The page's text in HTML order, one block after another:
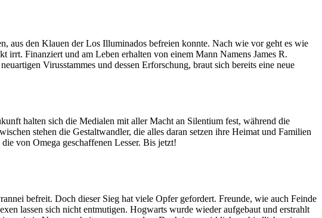
Leuchtfeuer das es vermag Türen aufzustoßen und waschechte Helden aus
umzukehren?
aus den Klauen der Los Illuminados befreien konnte. Nach wie vor geht es wie
irrt. Finanziert und am Leben erhalten von einem Mann Namens James R.
Virusstammes und dessen Erforschung, braut sich bereits eine neue
ab und der Agent verschwindet spurlos, während sich die – erst vor sechs
der Beginn etwas sehr viel schlimmerem.
halten sich die Medialen mit aller Macht an Silentium fest, während die
stehen die Gestaltwandler, die alles daran setzen ihre Heimat und Familien
von Omega geschaffenen Lesser. Bis jetzt!
befreit. Doch dieser Sieg hat viele Opfer gefordert. Freunde, wie auch Feinde
lassen sich nicht entmutigen. Hogwarts wurde wieder aufgebaut und erstrahlt